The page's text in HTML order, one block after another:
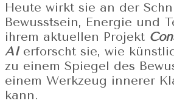
Heute wirkt sie an der
Bewusstsein, Energie und
ihrem aktuellen Projekt
AI erforscht sie, wie
zu einem Spiegel des
einem Werkzeug innerer
kann.